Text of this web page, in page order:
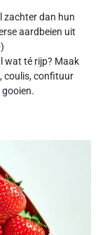
zachter dan hun
aardbeien uit
wat té rijp? Maak
coulis, confituur